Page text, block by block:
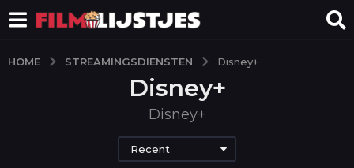
HOME STREAMINGSDIENSTEN Disney+
Disney+
Disney+
Recent